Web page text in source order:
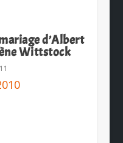
d’Albert
Wittstock